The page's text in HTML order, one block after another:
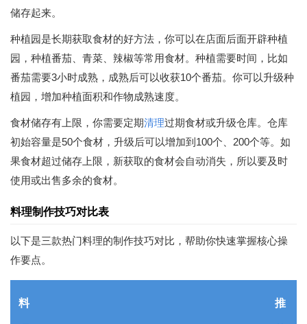
储存起来。
种植园是长期获取食材的好方法，你可以在店面后面开辟种植
园，种植番茄、青菜、辣椒等常用食材。种植需要时间，比如
番茄需要3小时成熟，成熟后可以收获10个番茄。你可以升级种
植园，增加种植面积和作物成熟速度。
食材储存有上限，你需要定期清理过期食材或升级仓库。仓库
初始容量是50个食材，升级后可以增加到100个、200个等。如
果食材超过储存上限，新获取的食材会自动消失，所以要及时
使用或出售多余的食材。
料理制作技巧对比表
以下是三款热门料理的制作技巧对比，帮助你快速掌握核心操
作要点。
料 推